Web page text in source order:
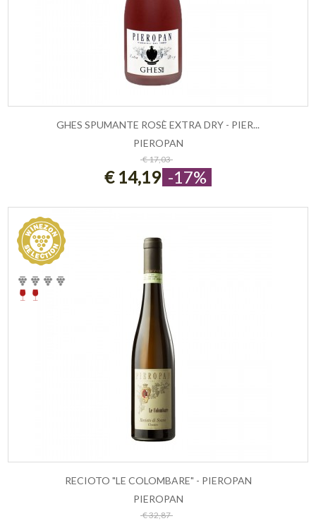
ESAURITO
GHES SPUMANTE ROSÈ EXTRA DRY - PIER...
PIEROPAN
€ 17,03
€ 14,19 -17%
ESAURITO
RECIOTO "LE COLOMBARE" - PIEROPAN
PIEROPAN
€ 32,87